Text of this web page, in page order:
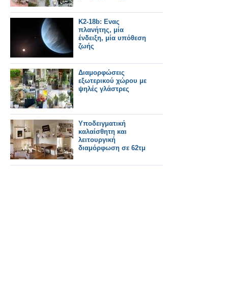
K2-18b: Ενας
πλανήτης, μία
ένδειξη, μία υπόθεση
ζωής
Διαμορφώσεις
εξωτερικού χώρου με
ψηλές γλάστρες
Υποδειγματική
καλαίσθητη και
λειτουργική
διαμόρφωση σε 62τμ